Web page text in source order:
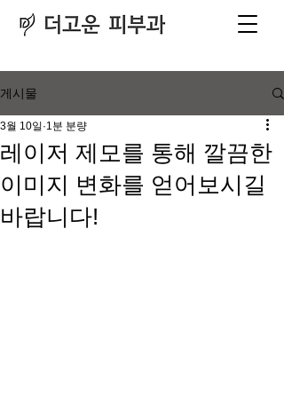
게시물
레이저 제모를 통해 깔끔한
이미지 변화를 얻어보시길
바랍니다!
3월 10일 1분 분량